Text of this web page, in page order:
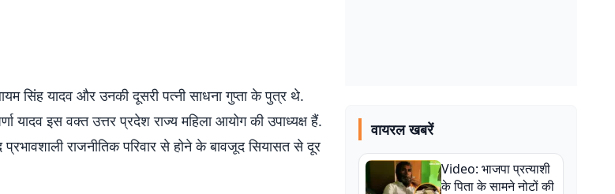
सिंह यादव और उनकी दूसरी पत्नी साधना गुप्ता के पुत्र थे.
यादव इस वक्त उत्तर प्रदेश राज्य महिला आयोग की उपाध्यक्ष हैं.
राजनीतिक परिवार से होने के बावजूद सियासत से दूर
वायरल खबरें
Video: भाजपा प्रत्याशी
के पिता के सामने नोटों की